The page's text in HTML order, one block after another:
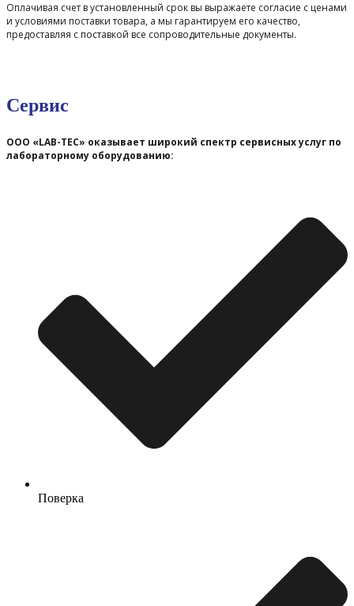
Оплачивая счет в установленный срок вы выражаете согласие с ценами
и условиями поставки товара, а мы гарантируем его качество,
предоставляя с поставкой все сопроводительные документы.
Сервис
ООО «LAB-TEC» оказывает широкий спектр сервисных услуг по
лабораторному оборудованию:
Поверка